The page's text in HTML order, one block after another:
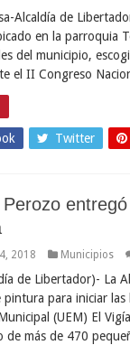
Alcaldía de
en la parroquia
del municipio,
el II Congreso
Twitter
2018 Municipios
de Libertador)- La
pintura para iniciar
(UEM) El
de más de 470